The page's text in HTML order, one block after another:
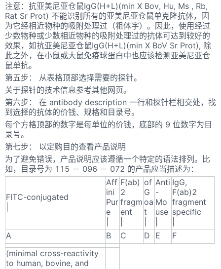
注意：抗亚美尼亚仓鼠IgG(H+L)(min X Bov, Hu, Ms , Rb,
Rat Sr Prot) 不能识别所有的亚美尼亚仓鼠单克隆抗体，因
为它经相近物种的吸附处理过（粗体字）。因此，使用经过
少数物种或少数相近物种的吸附处理过的抗体可达到较好的
效果，如抗亚美尼亚仓鼠IgG(H+L)(min X BoV Sr Prot), 除
此之外，在小鼠或大鼠免疫球蛋白中也应该检测亚美尼亚仓
鼠单抗。
第五步： 从表格顶部选择需要的探针。
关于探针的技术信息参考其他网页。
第六步： 在 antibody description 一行和探针栏相交处，找
到选择的抗体的价钱、规格和目录号。
每个方格顶部的数字是每单位的价钱，底部的 9 位数字为目
录号。
第七步： 以定购目的查看产品说明
为了避免错误，产品说明应该遵循一个特定的语法排列。比
如，目录号为 115 － 096 － 072 的产品应当描述为：
FITC-conjugated
Aff
ini
Pur
e
F(ab)
2
fragm
ent
of
G
oa
t
Anti
-
Mo
use
IgG,
F(ab)2
fragment
specific
A
B C D E
F
(minimal cross-reactivity
to human, bovine, and